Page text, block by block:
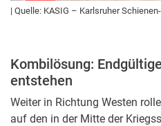
| Quelle: KASIG – Karlsruher
Kombilösung:
entstehen
Weiter in Richtung Westen
auf den in der Mitte der